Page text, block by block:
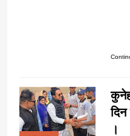
दिन
।